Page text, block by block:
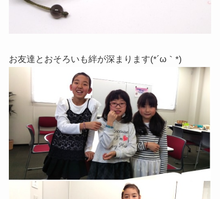
お友達とおそろいも絆が深まります(*´ω｀*)